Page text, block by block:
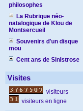
philosophes
La Rubrique néo-
natalogique de Klou de
Montsercueil
Souvenirs d'un disque
mou
Cent ans de Sinistrose
Visites
visiteurs
visiteurs en ligne